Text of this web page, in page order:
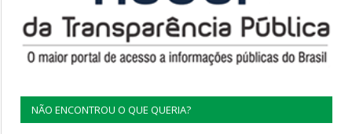
NÃO ENCONTROU O QUE QUERIA?